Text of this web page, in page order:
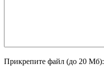
Прикрепите файл (до 20 Мб):